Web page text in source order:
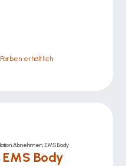
erhältlich
EMS Body
Body